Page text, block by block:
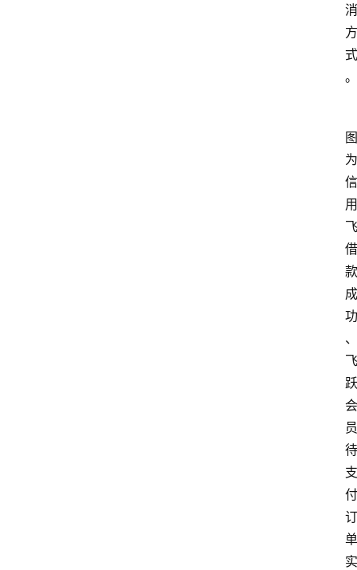
消
方
式
。
图
为
信
用
飞
借
款
成
功
、
飞
跃
会
员
待
支
付
订
单
实